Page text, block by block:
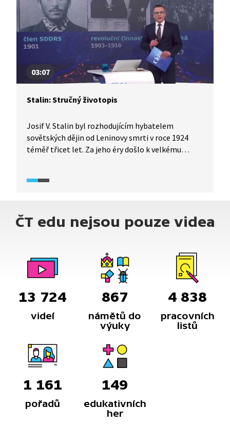
roku 1991 Sovětský svaz přestal existovat. Co se
dělo dál a jaké poučení si z toho můžeme vzít?
03:07
Stalin: Stručný životopis
Josif V. Stalin byl rozhodujícím hybatelem
sovětských dějin od Leninovy smrti v roce 1924
téměř třicet let. Za jeho éry došlo k velkému
vetkl Stalin), ale i k velkým represím proti
ČT edu nejsou pouze videa
13 724
videí
867
námětů do
výuky
4 838
pracovních
listů
1 161
pořadů
149
edukativních
her